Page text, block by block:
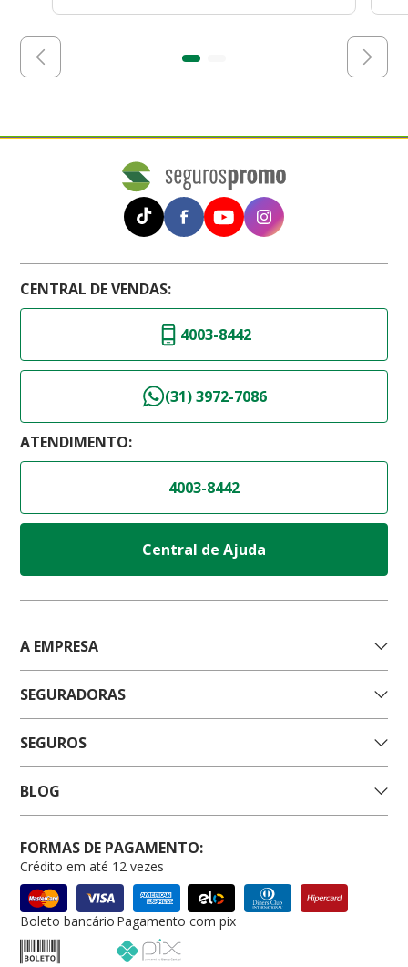
CENTRAL DE VENDAS:
4003-8442
(31) 3972-7086
ATENDIMENTO:
4003-8442
Central de Ajuda
A EMPRESA
SEGURADORAS
SEGUROS
BLOG
FORMAS DE PAGAMENTO:
Crédito em até 12 vezes
Boleto bancário Pagamento com pix